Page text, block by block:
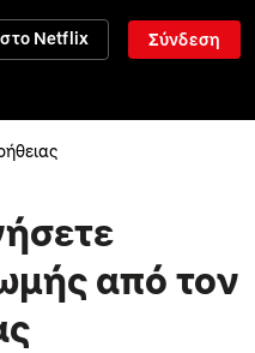
Netflix Σύνδεση
από τον